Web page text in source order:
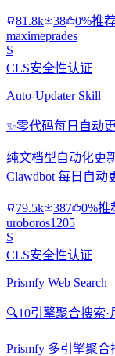
81.8k 38
0%推
maximeprades
S
CLS安全性认证
Auto-Updater Skill
✨零代码每日自动
纯文档型自动化更
Clawdbot 每日自动
79.5k 387
0%推
uroboros1205
S
CLS安全性认证
Prismfy Web Search
🔍10引擎聚合搜索·
Prismfy 多引擎聚